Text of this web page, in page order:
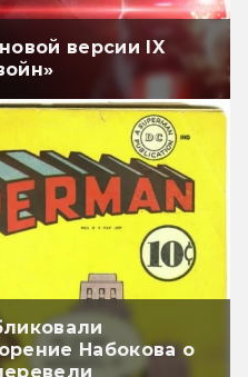
версии IX
Набокова о